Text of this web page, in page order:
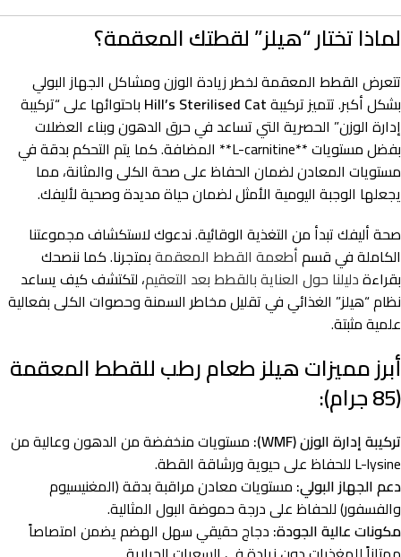
لماذا تختار “هيلز” لقطتك المعقمة؟
تتعرض القطط المعقمة لخطر زيادة الوزن ومشاكل الجهاز البولي
بشكل أكبر. تتميز تركيبةHill’s Sterilised Cat باحتوائها على “تركيبة
إدارة الوزن” الحصرية التي تساعد في حرق الدهون وبناء العضلات
بفضل مستويات **L-carnitine** المضافة. كما يتم التحكم بدقة في
مستويات المعادن لضمان الحفاظ على صحة الكلى والمثانة، مما
يجعلها الوجبة اليومية الأمثل لضمان حياة مديدة وصحية لأليفك.
صحة أليفك تبدأ من التغذية الوقائية. ندعوك لاستكشاف مجموعتنا
الكاملة في قسمأطعمة القطط المعقمةبمتجرنا. كما ننصحك
بقراءةدليلنا حول العناية بالقطط بعد التعقيم، لتكتشف كيف يساعد
نظام “هيلز” الغذائي في تقليل مخاطر السمنة وحصوات الكلى بفعالية
علمية مثبتة.
أبرز مميزات هيلز طعام رطب للقطط المعقمة
(85 جرام):
تركيبة إدارة الوزن (WMF):
مستويات منخفضة من الدهون وعالية من
L-lysine للحفاظ على حيوية ورشاقة القطة.
دعم الجهاز البولي: مستويات معادن مراقبة بدقة (المغنيسيوم
والفسفور) للحفاظ على درجة حموضة البول المثالية.
مكونات عالية الجودة: دجاج حقيقي سهل الهضم يضمن امتصاصاً